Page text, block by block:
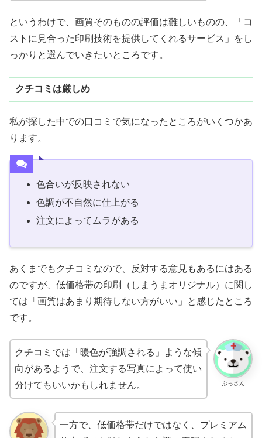
というわけで、画質そのものの評価は難しいものの、「コ
ストに見合った印刷技術を提供してくれるサービス」をし
っかりと選んでいきたいところです。
クチコミは厳しめ
私が探した中での口コミで気になったところがいくつかあ
ります。
色合いが反映されない
色調が不自然に仕上がる
注文によってムラがある
あくまでもクチコミなので、反対する意見もあるにはある
のですが、低価格帯の印刷（しまうまオリジナル）に関し
ては「画質はあまり期待しない方がいい」と感じたところ
です。
ぶっさん
クチコミでは「暖色が強調される」ような傾
向があるようで、注文する写真によって使い
分けてもいいかもしれません。
一方で、低価格帯だけではなく、プレミアム